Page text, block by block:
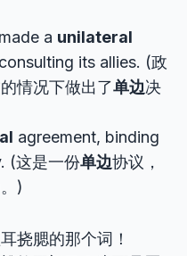
a unilateral
its allies. (政
情况下做出了单边决
agreement, binding
(这是一份单边协议，
)
挠腮的那个词！